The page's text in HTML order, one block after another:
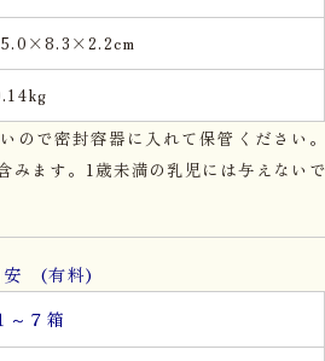
ので密封容器に入れて保管ください。
みます。1歳未満の乳児には与えないで
安 (有料)
～７箱